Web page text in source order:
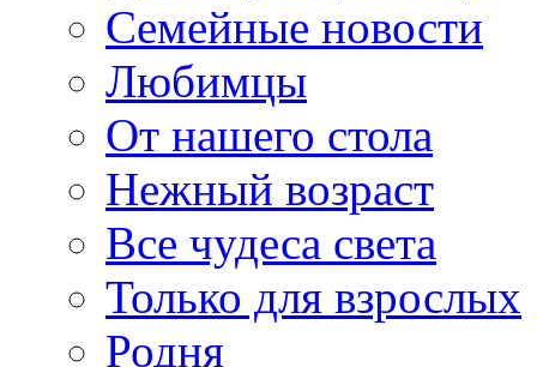
Семейные новости
Любимцы
От нашего стола
Нежный возраст
Все чудеса света
Только для взрослых
Родня